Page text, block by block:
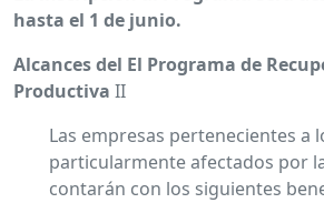
hasta el 1 de junio.
Alcances del El Programa de
Productiva II
Las empresas pertenecientes a
particularmente afectados por
contarán con los siguientes